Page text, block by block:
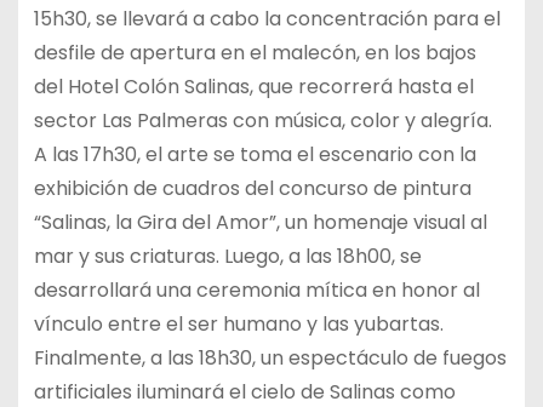
15h30, se llevará a cabo la concentración para el
desfile de apertura en el malecón, en los bajos
del Hotel Colón Salinas, que recorrerá hasta el
sector Las Palmeras con música, color y alegría.
A las 17h30, el arte se toma el escenario con la
exhibición de cuadros del concurso de pintura
“Salinas, la Gira del Amor”, un homenaje visual al
mar y sus criaturas. Luego, a las 18h00, se
desarrollará una ceremonia mítica en honor al
vínculo entre el ser humano y las yubartas.
Finalmente, a las 18h30, un espectáculo de fuegos
artificiales iluminará el cielo de Salinas como